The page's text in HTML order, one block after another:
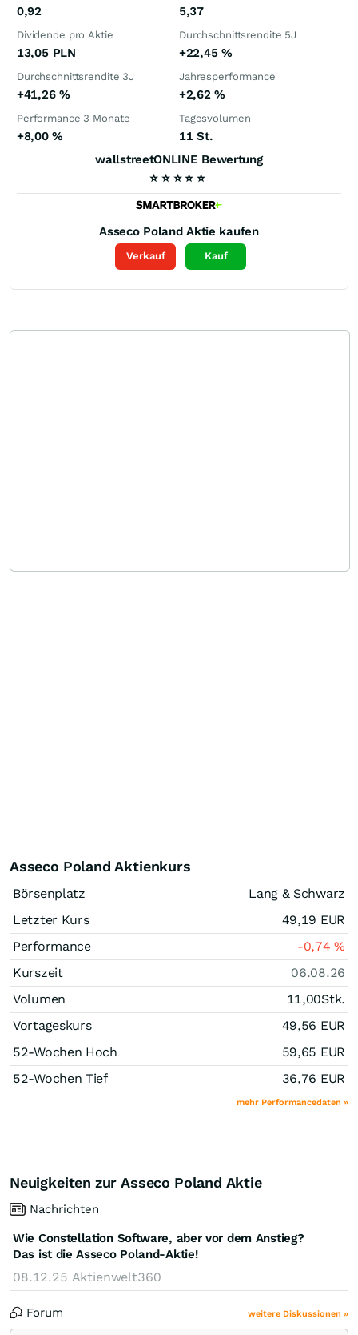
0,92 5,37
Dividende pro Aktie
13,05 PLN
Durchschnittsrendite 5J
+22,45 %
Durchschnittsrendite 3J
+41,26 %
Jahresperformance
+2,62%
Performance 3 Monate
+8,00%
Tagesvolumen
11 St.
wallstreetONLINE Bewertung
⭐ ⭐ ⭐ ⭐ ⭐
Asseco Poland Aktie kaufen
Verkauf Kauf
Asseco Poland Aktienkurs
Börsenplatz
Lang & Schwarz
Letzter Kurs
49,19 EUR
Performance
-0,74%
Kurszeit
06.08.26
Volumen
11,00Stk.
Vortageskurs
49,56 EUR
52-Wochen Hoch
59,65 EUR
52-Wochen Tief
36,76 EUR
mehr Performancedaten »
Neuigkeiten zur Asseco Poland Aktie
Nachrichten
Wie Constellation Software, aber vor dem Anstieg?
Das ist die Asseco Poland-Aktie!
08.12.25 Aktienwelt360
Forum weitere Diskussionen »